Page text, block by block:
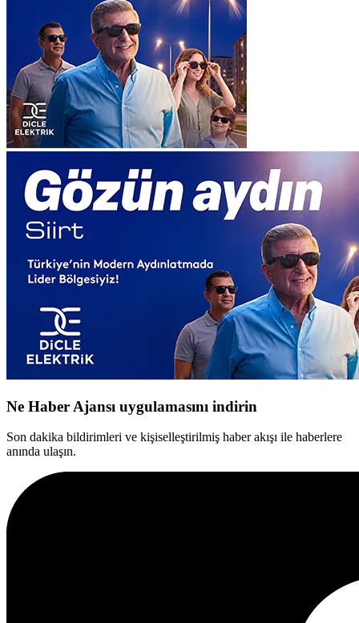
Ne Haber Ajansı uygulamasını indirin
Son dakika bildirimleri ve kişiselleştirilmiş haber akışı ile haberlere
anında ulaşın.